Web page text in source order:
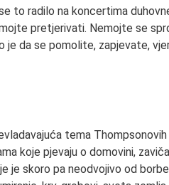
to radilo na koncertima
pretjerivati. Nemojte se
je da se pomolite, zapjevate,
tema
koje pjevaju o domovini,
je skoro pa neodvojivo od